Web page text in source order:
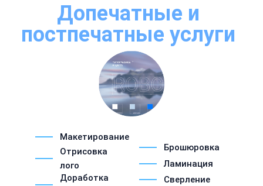
Допечатные и
постпечатные услуги
Макетирование
Отрисовка
лого
Доработка
Брошюровка
Ламинация
Сверление